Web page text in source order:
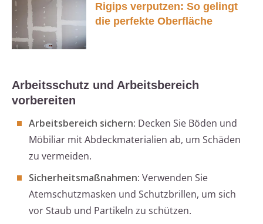
Rigips verputzen: So gelingt
die perfekte Oberfläche
Arbeitsschutz und Arbeitsbereich
vorbereiten
Arbeitsbereich sichern: Decken Sie Böden und
Möbiliar mit Abdeckmaterialien ab, um Schäden
zu vermeiden.
Sicherheitsmaßnahmen: Verwenden Sie
Atemschutzmasken und Schutzbrillen, um sich
vor Staub und Partikeln zu schützen.